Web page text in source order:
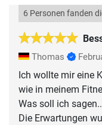
6 Personen fanden
Thomas
Ich wollte mir eine
wie in meinem
Was soll ich
Die Erwartungen